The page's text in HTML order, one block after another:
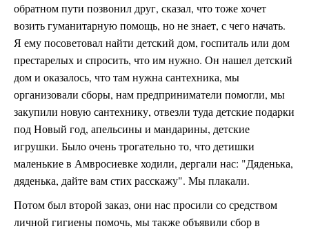
обратном пути позвонил друг, сказал, что тоже хочет
возить гуманитарную помощь, но не знает, с чего начать.
Я ему посоветовал найти детский дом, госпиталь или дом
престарелых и спросить, что им нужно. Он нашел детский
дом и оказалось, что там нужна сантехника, мы
организовали сборы, нам предприниматели помогли, мы
закупили новую сантехнику, отвезли туда детские подарки
под Новый год, апельсины и мандарины, детские
игрушки. Было очень трогательно то, что детишки
маленькие в Амвросиевке ходили, дергали нас: "Дяденька,
дяденька, дайте вам стих расскажу". Мы плакали.
Потом был второй заказ, они нас просили со средством
личной гигиены помочь, мы также объявили сбор в